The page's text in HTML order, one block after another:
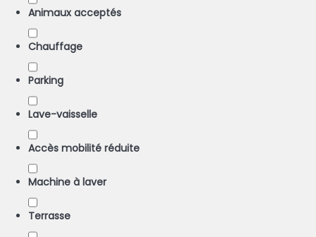
Animaux acceptés
Chauffage
Parking
Lave-vaisselle
Accès mobilité réduite
Machine à laver
Terrasse